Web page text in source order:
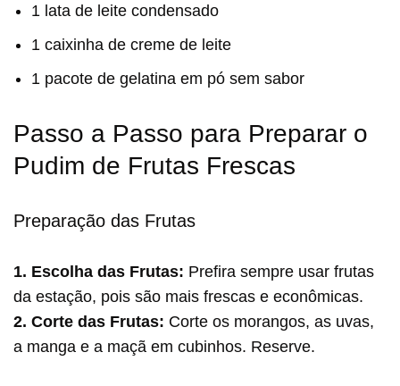
1 lata de leite condensado
1 caixinha de creme de leite
1 pacote de gelatina em pó sem sabor
Passo a Passo para Preparar o
Pudim de Frutas Frescas
Preparação das Frutas
1. Escolha das Frutas: Prefira sempre usar frutas
da estação, pois são mais frescas e econômicas.
2. Corte das Frutas: Corte os morangos, as uvas,
a manga e a maçã em cubinhos. Reserve.